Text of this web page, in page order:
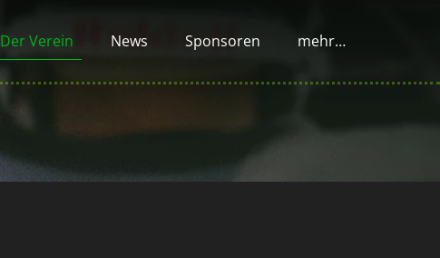
Der Verein News Sponsoren mehr…